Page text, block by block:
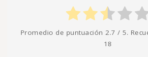
Promedio de puntuación 2.7 / 5.
18